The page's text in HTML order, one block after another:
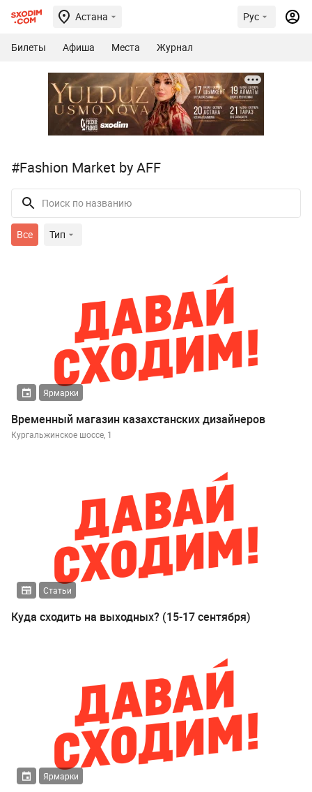
Астана Рус
Билеты Афиша Места Журнал
#Fashion Market by AFF
Все Тип
Ярмарки
Временный магазин казахстанских дизайнеров
Кургальжинское шоссе, 1
Статьи
Куда сходить на выходных? (15-17 сентября)
Ярмарки